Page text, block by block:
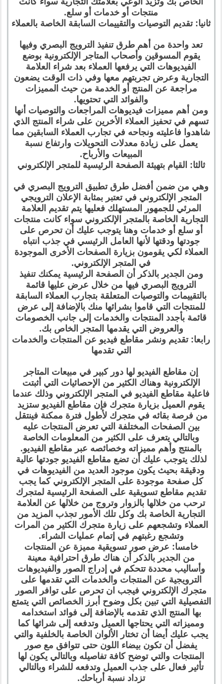
منتجات أو خدمات أو سلع.
ثانيا: تقديم التوصيات والتقييمات السابقة الخاصة بالعملاء
تعد واحدة من أهم طرق تنفيذ الترويج البصري وفيها
يقوم المسوقين وأصحاب المتاجر الإلكترونية بوضع
الفيديوهات التي يرفعها العملاء بعد شراء العلامة
التجارية وعرض تجربتهم معها وفي ذات الوقت يضعون
مراجعة عن المنتج أو الخدمة من حيث المميزات
والفوائد التي تحتويها.
ومن أهم مميزات فيديوهات المراجعات والتوصيات أنها
تسهم في تحفيز العملاء الأخرين على شراء المنتج الذي
شاهدوا فاعليته ونجاحه في تجارب العملاء السابقين مما
يعمل على زيادة معدلات التحويلات وارتفاع نسبة
المبيعات والأرباح.
ثالثا: القيام بتهيئة الصفحة الرئيسية للمتجر الإلكتروني
وهي من ضمن أفضل طرق تطبيق الترويج البصري في
المتجر الإلكتروني في تعتبر بمثابة الإعلان الترويجي
المرئي للجمهور المستهلك فعليها يتم تقديم العلامة
التجارية الخاصة بالمتجر الإلكتروني سواء كانت منتجات
أو سلع أو خدمات وهنا يتوجب عليك أن تحرص على
جودتها ودقتها لأنها العامل الرئيسي في جذب انتباه
العملاء لكي يقومون بزيارة الصفحات الأخرى الموجودة
في المتجر الإلكتروني.
ومن الجدير بالذكر أن الصفحة الرئيسية يمكنك تنفيذ
الترويج البصري فيها من خلال عرض عليها قائمة
بالتقييمات والتوصيات المتعلقة بتجارب العملاء السابقة
للمنتجات التي قاموا بشرائها منك بالإضافة إلى عرض
قائمة بأجدد المنتجات والخدمات إلى جانب الخصومات
والعروض التي يقدمها المتجر الخاص بك.
رابعا: تقديم ونشر مقاطع فيديو عن المنتجات والخدمات
التي تقدمها
إن مقاطع الفيديو لها دور كبير في مبيعات المتاجر
الإلكترونية وهناك الكثير من الإحصائيات التي أثبتت
فاعلية مقاطع الفيديو في المتجر الإلكتروني وذلك عندما
يقوم العميل بزيارة متجرك فإن مقاطع الفيديو ستزيد
من فرصة بقائه في متجرك لأطول فترة ممكنة فينتقل
بين الصفحات المختلفة التي تعرض المنتجات عليه
وبالتالي يتعرف على الكثير من المعلومات الخاصة
بالمنتج وأهم مميزاته وخصائصه عبر مقاطع الفيديو.
لذلك يتوجب عليك أن تضع مقاطع الفيديو جودتها عالية
ودقيقة بحيث يكون موجود العديد من الفيديوهات في
كل صفحة موجودة على المتجر الإلكتروني كما يجب
تقديم مقاطع تسويقية على الصفحة الرئيسية لمتجرك
ترحب من خلالها بالزوار وتروج من خلالها عن العلامة
التجارية الخاصة بك وكل تلك الأمور تجذب المزيد من
العملاء وتشجعهم على زيارة متجرك الكثير من المرات
وتشجع رغبتهم في إتمام عمليات الشراء.
خامسا: عرض صور تسويقية مميزة عن المنتجات
من الجدير بالذكر أن هناك طرق احترافية معينة
وأساليب محددة تتحكم في إدراج الصور والفيديوهات
الترويجية عن المنتجات والخدمات التي تقدمها على
متجرك الإلكتروني فيجب ان تحرص على توافر الصور
التفصيلية التي تبين بكل وضوح أبرز الخصائص التي يتمتع
بها المنتج الذي تقدمه بالإضافة إلى فوائد استخدامه
ومميزاته التي يحتاجها العميل وتدفعه إلى شرائها كما
يجب عليك أيضا أن تختار الألوان الخاصة بالخلفية والتي
يفضل أن تكون بيضاء اللون حتى تتوافق مع صور
المنتجات والتي توضح كافة تفاصيله وبالتالي يكون لها
تأثير فعال على جذب العميل وتدفعه للشراء وبالتالي
تزداد نسبة أرباحك.